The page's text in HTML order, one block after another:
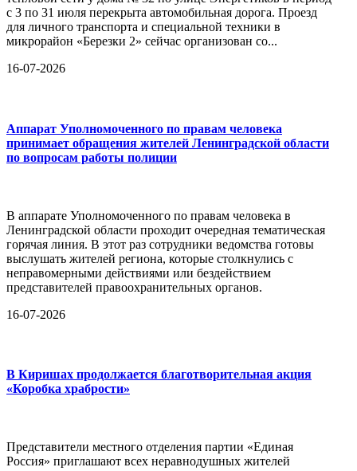
с 3 по 31 июля перекрыта автомобильная дорога. Проезд
для личного транспорта и специальной техники в
микрорайон «Березки 2» сейчас организован со...
16-07-2026
Аппарат Уполномоченного по правам человека
принимает обращения жителей Ленинградской области
по вопросам работы полиции
В аппарате Уполномоченного по правам человека в
Ленинградской области проходит очередная тематическая
горячая линия. В этот раз сотрудники ведомства готовы
выслушать жителей региона, которые столкнулись с
неправомерными действиями или бездействием
представителей правоохранительных органов.
16-07-2026
В Киришах продолжается благотворительная акция
«Коробка храбрости»
Представители местного отделения партии «Единая
Россия» приглашают всех неравнодушных жителей